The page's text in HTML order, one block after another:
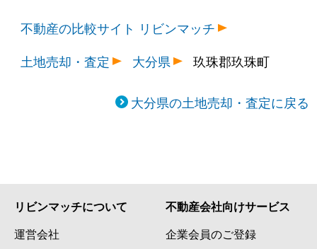
不動産の比較サイト リビンマッチ
土地売却・査定
大分県 玖珠郡玖珠町
大分県の土地売却・査定に戻る
リビンマッチについて
運営会社
不動産会社向けサービス
企業会員のご登録